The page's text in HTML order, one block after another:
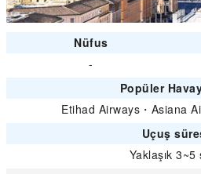
Nüfus
-
Popüler
Etihad Airways ・ Asiana
Uçuş
Yaklaşık 3~5